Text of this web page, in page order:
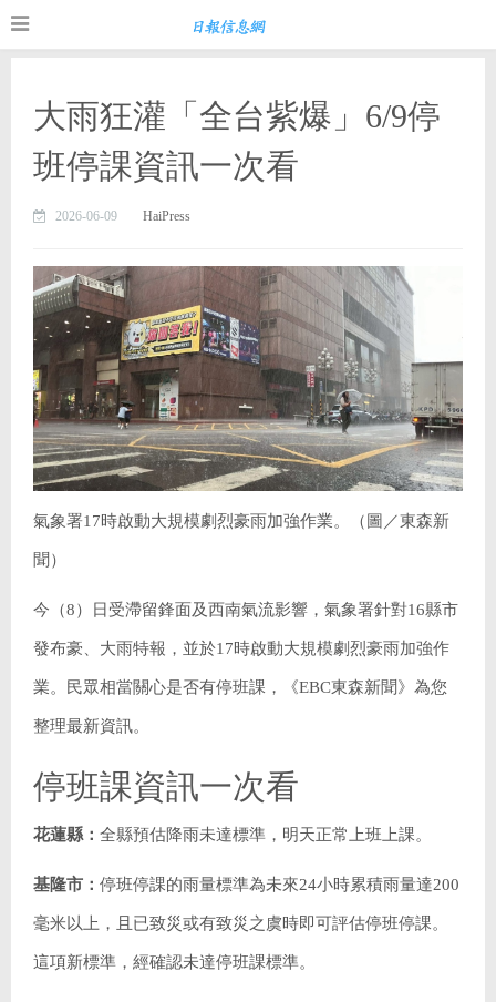
大雨狂灌「全台紫爆」6/9停
班停課資訊一次看
2026-06-09 HaiPress
氣象署17時啟動大規模劇烈豪雨加強作業。（圖／東森新
聞）
今（8）日受滯留鋒面及西南氣流影響，氣象署針對16縣市
發布豪、大雨特報，並於17時啟動大規模劇烈豪雨加強作
業。民眾相當關心是否有停班課，《EBC東森新聞》為您
整理最新資訊。
停班課資訊一次看
花蓮縣： 全縣預估降雨未達標準，明天正常上班上課。
基隆市： 停班停課的雨量標準為未來24小時累積雨量達200
毫米以上，且已致災或有致災之虞時即可評估停班停課。
這項新標準，經確認未達停班課標準。